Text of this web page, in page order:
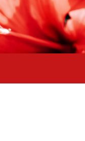
>
>
>